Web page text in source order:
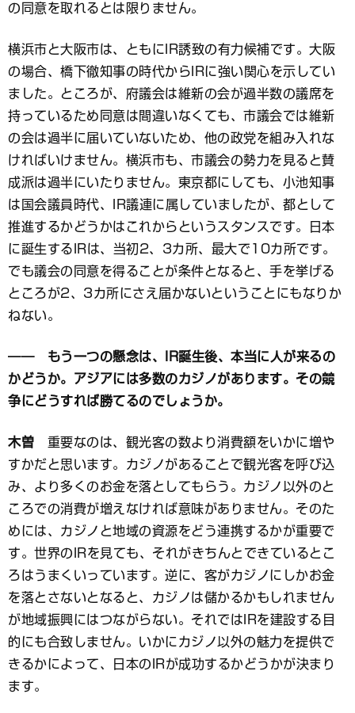
の同意を取れるとは限りません。
横浜市と大阪市は、ともにIR誘致の有力候補です。大阪
の場合、橋下徹知事の時代からIRに強い関心を示してい
ました。ところが、府議会は維新の会が過半数の議席を
持っているため同意は間違いなくても、市議会では維新
の会は過半に届いていないため、他の政党を組み入れな
ければいけません。横浜市も、市議会の勢力を見ると賛
成派は過半にいたりません。東京都にしても、小池知事
は国会議員時代、IR議連に属していましたが、都として
推進するかどうかはこれからというスタンスです。日本
に誕生するIRは、当初2、3カ所、最大で10カ所です。
でも議会の同意を得ることが条件となると、手を挙げる
ところが2、3カ所にさえ届かないということにもなりか
ねない。
―― もう一つの懸念は、IR誕生後、本当に人が来るの
かどうか。アジアには多数のカジノがあります。その競
争にどうすれば勝てるのでしょうか。
木曽 重要なのは、観光客の数より消費額をいかに増や
すかだと思います。カジノがあることで観光客を呼び込
み、より多くのお金を落としてもらう。カジノ以外のと
ころでの消費が増えなければ意味がありません。そのた
めには、カジノと地域の資源をどう連携するかが重要で
す。世界のIRを見ても、それがきちんとできているとこ
ろはうまくいっています。逆に、客がカジノにしかお金
を落とさないとなると、カジノは儲かるかもしれません
が地域振興にはつながらない。それではIRを建設する目
的にも合致しません。いかにカジノ以外の魅力を提供で
きるかによって、日本のIRが成功するかどうかが決まり
ます。